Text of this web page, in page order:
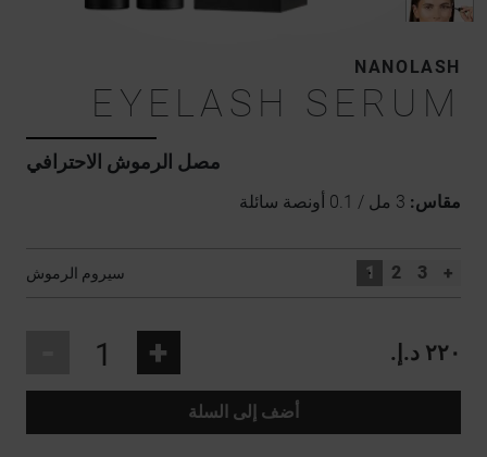
NANOLASH
EYELASH SERUM
مصل الرموش الاحترافي
مقاس:
سيروم الرموش 1 2 3 +
+ ٢٢٠ د.إ.‏
أضف إلى السلة